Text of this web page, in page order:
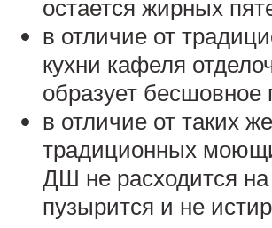
остается жирных
в отличие от
кухни кафеля
образует бесшовное
в отличие от таких же
традиционных
ДШ не расходится на
пузырится и не